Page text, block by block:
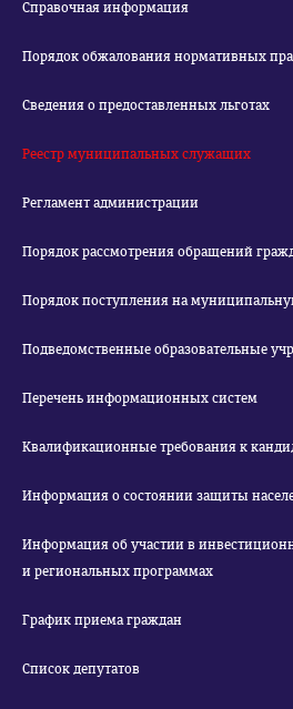
Справочная информация
Порядок обжалования нормативных
Сведения о предоставленных льготах
Реестр муниципальных служащих
Регламент администрации
Порядок рассмотрения обращений
Порядок поступления на
Подведомственные образовательные
Перечень информационных систем
Квалификационные требования к
Информация о состоянии защиты
Информация об участии в
и региональных программах
График приема граждан
Список депутатов